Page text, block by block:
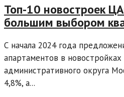
Топ-10 новостроек
большим выбором
С начала 2024 года
апартаментов в
административного округа
4,8%, а...